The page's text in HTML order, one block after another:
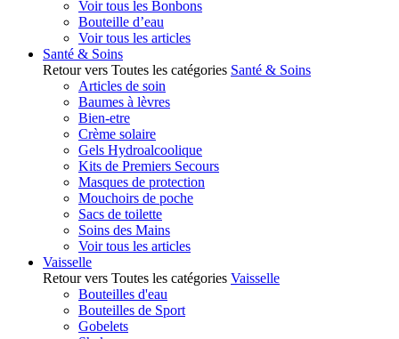
Voir tous les Bonbons
Bouteille d’eau
Voir tous les articles
Santé & Soins
Retour vers Toutes les catégories Santé & Soins
Articles de soin
Baumes à lèvres
Bien-etre
Crème solaire
Gels Hydroalcoolique
Kits de Premiers Secours
Masques de protection
Mouchoirs de poche
Sacs de toilette
Soins des Mains
Voir tous les articles
Vaisselle
Retour vers Toutes les catégories Vaisselle
Bouteilles d'eau
Bouteilles de Sport
Gobelets